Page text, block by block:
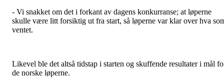
- Vi snakket om det i forkant av dagens konkurranse; at løperne
skulle være litt forsiktig ut fra start, så løperne var klar over hva
ventet.
Likevel ble det altså tidstap i starten og skuffende resultater i mål
de norske løperne.